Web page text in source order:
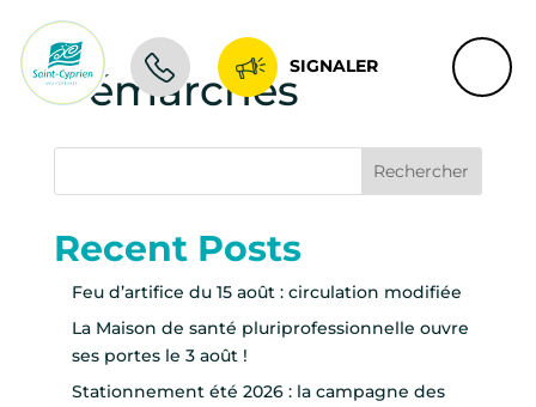
SIGNALER
Démarches
Rechercher
Recent Posts
Feu d’artifice du 15 août : circulation modifiée
La Maison de santé pluriprofessionnelle ouvre
ses portes le 3 août !
Stationnement été 2026 : la campagne des